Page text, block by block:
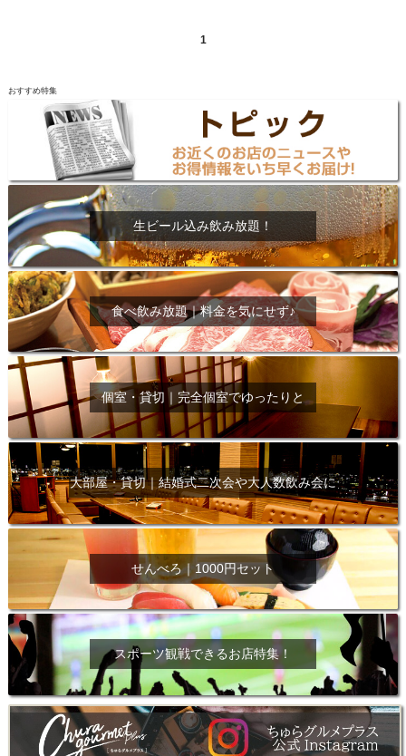
1
おすすめ特集
生ビール込み飲み放題！
食べ飲み放題｜料金を気にせず♪
個室・貸切｜完全個室でゆったりと
大部屋・貸切｜結婚式二次会や大人数飲み会に
せんべろ｜1000円セット
スポーツ観戦できるお店特集！